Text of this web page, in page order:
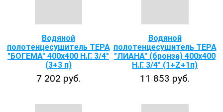
Водяной
полотенцесушитель ТЕРА
"БОГЕМА" 400х400 Н.Г. 3/4"
(3+3 п)
7 202 руб.
Водяной
полотенцесушитель ТЕРА
"ЛИАНА" (бронза) 400х400
Н.Г. 3/4" (1+Z+1п)
11 853 руб.